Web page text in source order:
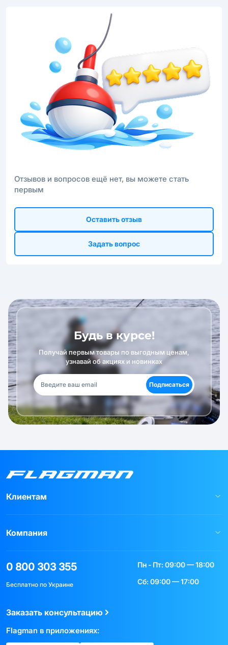
Отзывов и вопросов ещё нет, вы можете стать
первым
Оставить отзыв
Задать вопрос
Будь в курсе!
Получай первым товары по выгодным ценам,
узнавай об акциях и новинках
Подписаться
Клиентам
Компания
0 800 303 355
Бесплатно по Украине
Пн - Пт: 09:00 — 18:00
Сб: 09:00 — 17:00
Заказать консультацию
Flagman в приложениях: